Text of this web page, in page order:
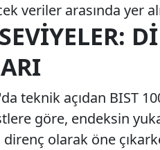
veriler arasında yer
teknik açıdan BIST
göre, endeksin
olarak öne